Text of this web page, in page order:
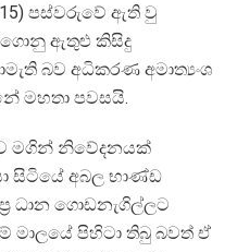
පස්වරුවේ ඇති වු
ඇතුළු කිසිදු
බව අධිකරණ අමාත්‍යංශ
මහතා පවසයි.
මගින් නිවේදනයක්
සිටියේ අබල භාණ්ඩ
ධාන ගොඩනැගිල්ලට
පිහිටා තිබු බවත් ඒ